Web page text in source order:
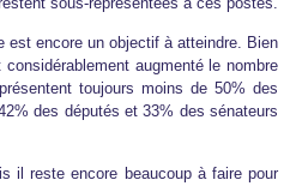
est encore un objectif à atteindre. Bien
augmenté le nombre
toujours moins de 50% des
des députés et 33% des sénateurs
il reste encore beaucoup à faire pour